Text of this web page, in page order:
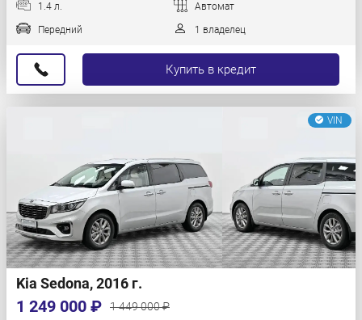
1.4 л. Автомат
Передний 1 владелец
Купить в кредит
VIN
Kia Sedona, 2016 г.
1 249 000 ₽
1 449 000 ₽